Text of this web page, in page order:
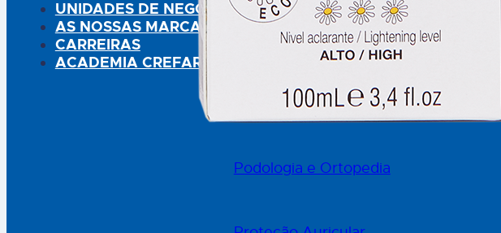
UNIDADES DE NEGÓCIO
AS NOSSAS MARCAS
CARREIRAS
ACADEMIA CREFAR
Higiene e Saúde Oral
Primeiros Cuidados
Podologia e Ortopedia